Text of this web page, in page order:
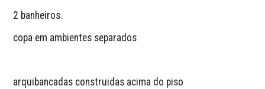
2 banheiros.
copa em ambientes separados
arquibancadas construidas acima do piso